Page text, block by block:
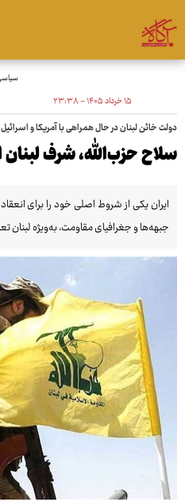
۱۵ خرداد ۱۴۰۵ - ۲۳:۳۸
دولت خائن لبنان در حال همراهی با آمریکا و
سلاح حزب‌الله، شرف
ایران یکی از شروط اصلی خود را برای
جبهه‌ها و جغرافیای مقاومت، به‌ویژه لبنان